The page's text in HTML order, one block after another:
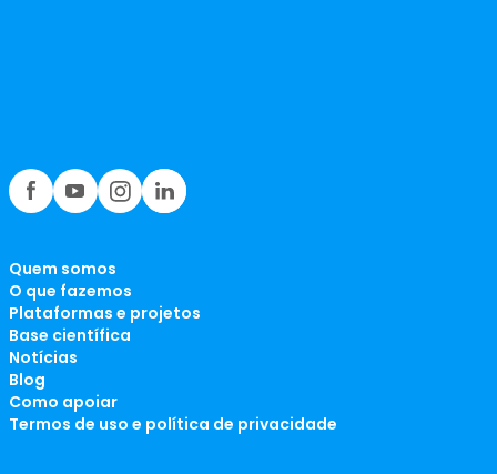
Quem somos
O que fazemos
Plataformas e projetos
Base científica
Notícias
Blog
Como apoiar
Termos de uso e política de privacidade